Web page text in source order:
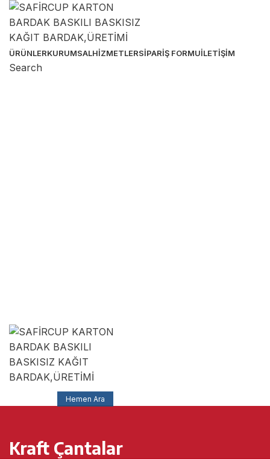
ÜRÜNLERKURUMSALHIZMETLERSIPARIŞ FORMUİLETIŞIM
Search
Hemen Ara
Kraft Çantalar